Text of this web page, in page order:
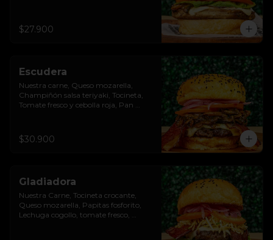
$27.900
Escudera
Nuestra carne, Queso mozarella,
Champiñón salsa teriyaki, Tocineta,
Tomate fresco y cebolla roja, Pan
$30.900
Gladiadora
Nuestra Carne, Tocineta crocante,
Queso mozarella, Papitas fosforito,
Lechuga cogollo, tomate fresco,